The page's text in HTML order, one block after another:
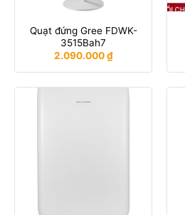
Quạt đứng Gree FDWK-
3515Bah7
2.090.000₫